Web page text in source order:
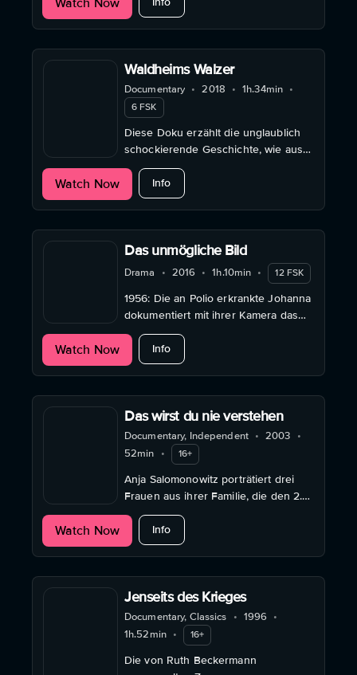
Waldheims Walzer
Documentary • 2018 • 1h.34min •
6 FSK
Diese Doku erzählt die unglaublich
schockierende Geschichte, wie aus
einem NS-Offizier ein Spitzenpolitiker
und UNO-Generalsekretär wurde.
Watch Now Infoabout Waldheims Walzer
Das unmögliche Bild
Drama • 2016 • 1h.10min • 12 FSK
1956: Die an Polio erkrankte Johanna
dokumentiert mit ihrer Kamera das
Familienleben und was wirklich hinter
verschlossenen Türen passiert.
Watch Now Infoabout Das unmögliche Bild
Das wirst du nie verstehen
Documentary, Independent • 2003
•
52min
• 16+
Anja Salomonowitz porträtiert drei
Frauen aus ihrer Familie, die den 2.
Weltkrieg als Kinder erlebt haben –
mit sehr unterschiedlichen
Erinnerungen.
Watch Now Infoabout Das wirst du nie verstehen
Jenseits des Krieges
Documentary, Classics • 1996 •
1h.52min • 16+
Die von Ruth Beckermann